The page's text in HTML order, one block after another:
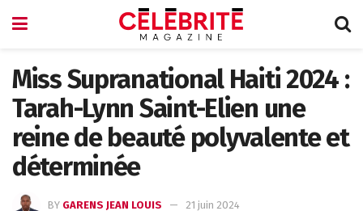
Miss Supranational Haiti 2024 :
Tarah-Lynn Saint-Elien une
reine de beauté polyvalente et
déterminée
BY GARENS JEAN LOUIS 21 juin 2024